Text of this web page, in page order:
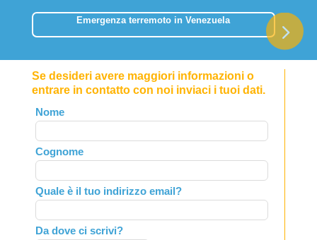
Emergenza terremoto in Venezuela
Se desideri avere maggiori informazioni o
entrare in contatto con noi inviaci i tuoi dati.
Leave
this
field
blank
Nome
Cognome
Quale è il tuo indirizzo email?
Da dove ci scrivi?